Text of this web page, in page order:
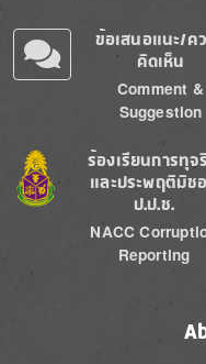
ข้อเสนอแนะ/ค
คิดเห็น
Comment &
Suggestion
Image
ร้องเรียนการทุจ
และประพฤติมิช
ป.ป.ช.
NACC
Reporting